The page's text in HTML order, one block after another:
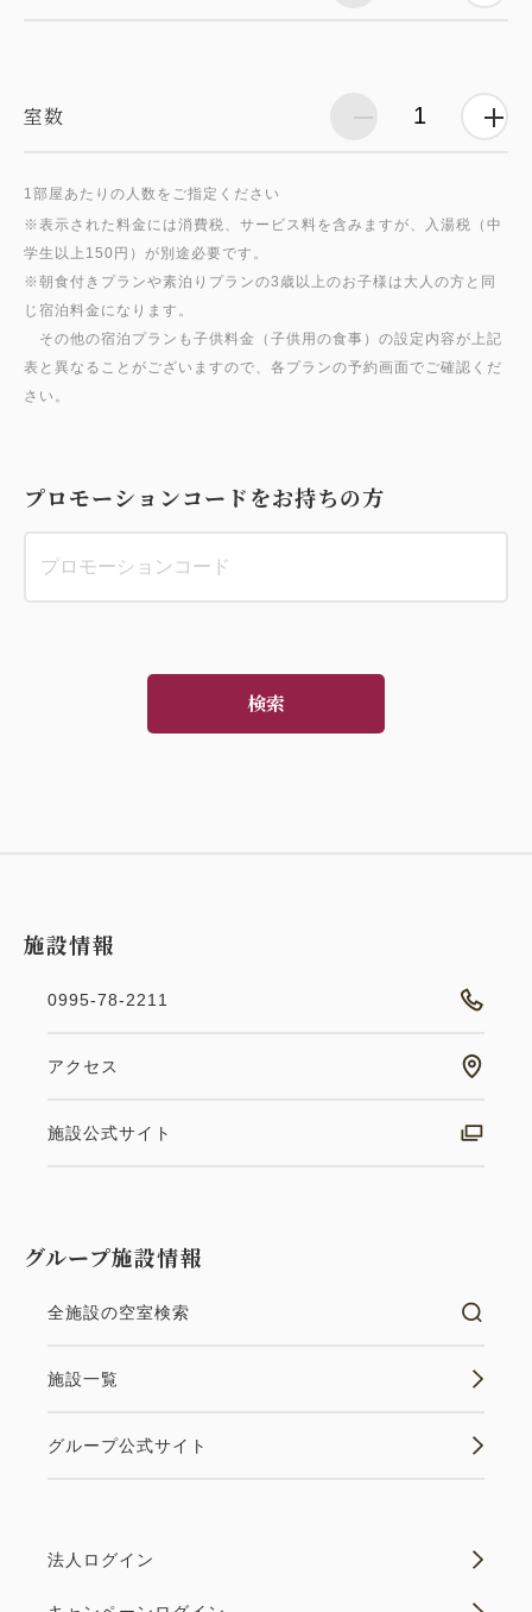
室数
1部屋あたりの人数をご指定ください
※表示された料金には消費税、サービス料を含みますが、入湯税（中
学生以上150円）が別途必要です。
※朝食付きプランや素泊りプランの3歳以上のお子様は大人の方と同
じ宿泊料金になります。
その他の宿泊プランも子供料金（子供用の食事）の設定内容が上記
表と異なることがございますので、各プランの予約画面でご確認くだ
プロモーションコードをお持ちの方
検索
施設情報
0995-78-2211
アクセス
施設公式サイト
グループ施設情報
全施設の空室検索
施設一覧
グループ公式サイト
法人ログイン